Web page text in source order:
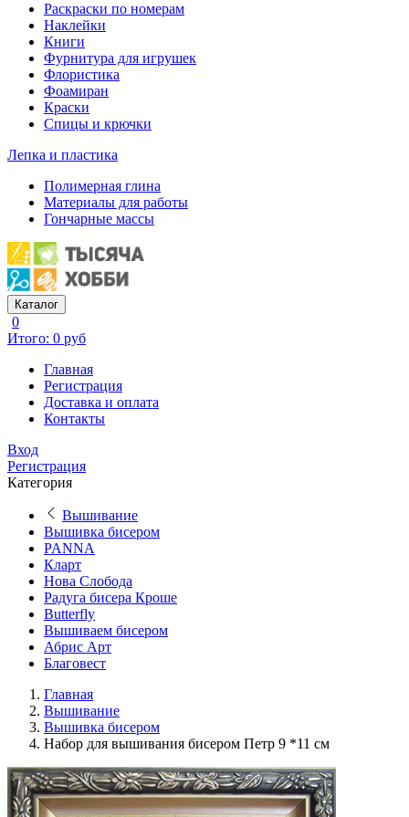
Раскраски по номерам
Наклейки
Книги
Фурнитура для игрушек
Флористика
Фоамиран
Краски
Спицы и крючки
Лепка и пластика
Полимерная глина
Материалы для работы
Гончарные массы
Каталог
0
Итого: 0 руб
Главная
Регистрация
Доставка и оплата
Контакты
Вход
Регистрация
Категория
Вышивание
Вышивка бисером
PANNA
Кларт
Нова Слобода
Радуга бисера Кроше
Butterfly
Вышиваем бисером
Абрис Арт
Благовест
Главная
Вышивание
Вышивка бисером
Набор для вышивания бисером Петр 9 *11 см